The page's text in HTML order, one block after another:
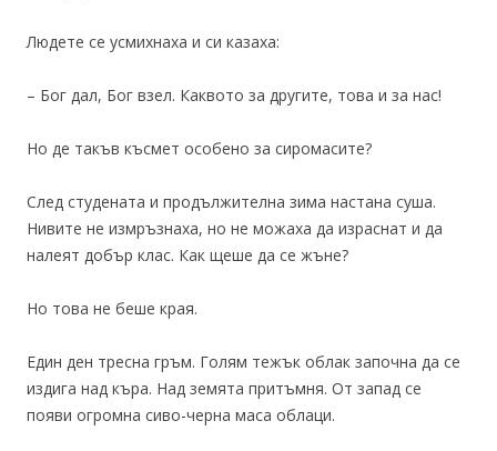
Людете се усмихнаха и си казаха:
– Бог дал, Бог взел. Каквото за другите, това и за нас!
Но де такъв късмет особено за сиромасите?
След студената и продължителна зима настана суша.
Нивите не измръзнаха, но не можаха да израснат и да
налеят добър клас. Как щеше да се жъне?
Но това не беше края.
Един ден тресна гръм. Голям тежък облак започна да се
издига над къра. Над земята притъмня. От запад се
появи огромна сиво-черна маса облаци.